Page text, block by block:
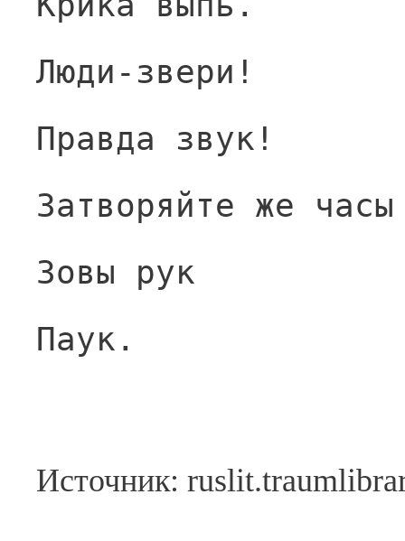
Люди-звери!
Правда звук!
Затворяйте же
Зовы рук
Паук.
Источник: